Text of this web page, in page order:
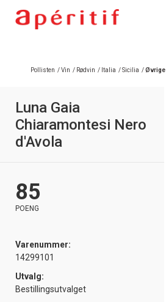
Pollisten /Vin / Rødvin / Italia /Sicilia /Øvrige
Luna Gaia
Chiaramontesi Nero
d'Avola
85
POENG
Varenummer:
14299101
Utvalg:
Bestillingsutvalget